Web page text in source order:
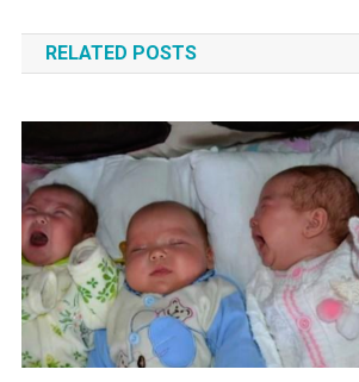
navigation
RELATED POSTS